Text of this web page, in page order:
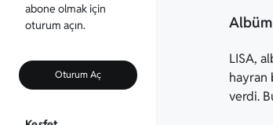
abone olmak için
oturum açın.
Oturum Aç
LISA,
hayran
verdi.